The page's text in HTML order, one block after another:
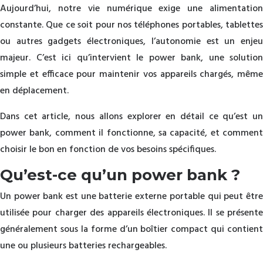
Aujourd’hui, notre vie numérique exige une alimentation
constante. Que ce soit pour nos téléphones portables, tablettes
ou autres gadgets électroniques, l’autonomie est un enjeu
majeur. C’est ici qu’intervient le power bank, une solution
simple et efficace pour maintenir vos appareils chargés, même
en déplacement.
Dans cet article, nous allons explorer en détail ce qu’est un
power bank, comment il fonctionne, sa capacité, et comment
choisir le bon en fonction de vos besoins spécifiques.
Qu’est-ce qu’un power bank ?
Un power bank est une batterie externe portable qui peut être
utilisée pour charger des appareils électroniques. Il se présente
généralement sous la forme d’un boîtier compact qui contient
une ou plusieurs batteries rechargeables.